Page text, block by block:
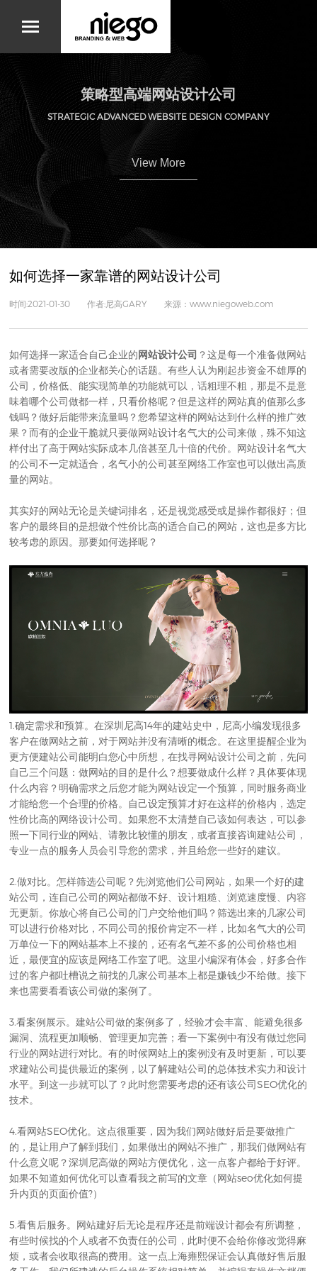
策略型高端网站设计公司
STRATEGIC ADVANCED WEBSITE DESIGN COMPANY
View More
如何选择一家靠谱的网站设计公司
时间:2021-01-30 作者:尼高GARY 来源：www.niegoweb.com
如何选择一家适合自己企业的网站设计公司 ？这是每一个准备做网站
或者需要改版的企业都关心的话题。有些人认为刚起步资金不雄厚的
公司，价格低、能实现简单的功能就可以，话粗理不粗，那是不是意
味着哪个公司做都一样，只看价格呢？但是这样的网站真的值那么多
钱吗？做好后能带来流量吗？您希望这样的网站达到什么样的推广效
果？而有的企业干脆就只要做网站设计名气大的公司来做，殊不知这
样付出了高于网站实际成本几倍甚至几十倍的代价。网站设计名气大
的公司不一定就适合，名气小的公司甚至网络工作室也可以做出高质
量的网站。
其实好的网站无论是关键词排名，还是视觉感受或是操作都很好；但
客户的最终目的是想做个性价比高的适合自己的网站，这也是多方比
较考虑的原因。那要如何选择呢？
1.确定需求和预算。在深圳尼高14年的建站史中，尼高小编发现很多
客户在做网站之前，对于网站并没有清晰的概念。在这里提醒企业为
更方便建站公司能明白您心中所想，在找寻网站设计公司之前，先问
自己三个问题：做网站的目的是什么？想要做成什么样？具体要体现
什么内容？明确需求之后您才能为网站设定一个预算，同时服务商业
才能给您一个合理的价格。自己设定预算才好在这样的价格内，选定
性价比高的网络设计公司。如果您不太清楚自己该如何表达，可以参
照一下同行业的网站、请教比较懂的朋友，或者直接咨询建站公司，
专业一点的服务人员会引导您的需求，并且给您一些好的建议。
2.做对比。怎样筛选公司呢？先浏览他们公司网站，如果一个好的建
站公司，连自己公司的网站都做不好、设计粗糙、浏览速度慢、内容
无更新。你放心将自己公司的门户交给他们吗？筛选出来的几家公司
可以进行价格对比，不同公司的报价肯定不一样，比如名气大的公司
万单位一下的网站基本上不接的，还有名气差不多的公司价格也相
近，最便宜的应该是网络工作室了吧。这里小编深有体会，好多合作
过的客户都吐槽说之前找的几家公司基本上都是嫌钱少不给做。接下
来也需要看看该公司做的案例了。
3.看案例展示。建站公司做的案例多了，经验才会丰富、能避免很多
漏洞、流程更加顺畅、管理更加完善；看一下案例中有没有做过您同
行业的网站进行对比。有的时候网站上的案例没有及时更新，可以要
求建站公司提供最近的案例，以了解建站公司的总体技术实力和设计
水平。到这一步就可以了？此时您需要考虑的还有该公司SEO优化的
技术。
4.看网站SEO优化。这点很重要，因为我们网站做好后是要做推广
的，是让用户了解到我们，如果做出的网站不推广，那我们做网站有
什么意义呢？深圳尼高做的网站方便优化，这一点客户都给于好评。
如果不知道如何优化可以查看我之前写的文章（网站seo优化如何提
升内页的页面价值?）
5.看售后服务。网站建好后无论是程序还是前端设计都会有所调整，
有些时候找的个人或者不负责任的公司，此时便不会给你修改觉得麻
烦，或者会收取很高的费用。这一点上海雍熙保证会认真做好售后服